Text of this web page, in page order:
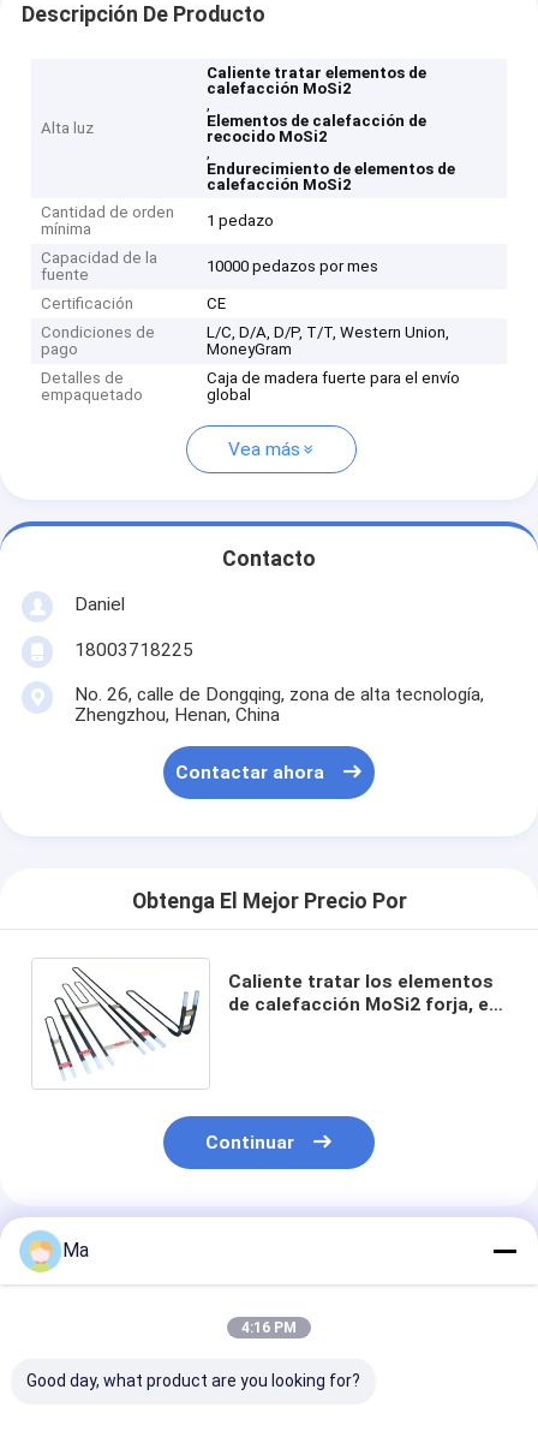
Descripción De Producto
Alta luz
Caliente tratar elementos de
calefacción MoSi2
,
Elementos de calefacción de
recocido MoSi2
,
Endurecimiento de elementos de
calefacción MoSi2
Cantidad de orden
mínima
1 pedazo
Capacidad de la
fuente
10000 pedazos por mes
Certificación
CE
Condiciones de
pago
L/C, D/A, D/P, T/T, Western Union,
MoneyGram
Detalles de
empaquetado
Caja de madera fuerte para el envío
global
Vea más
Contacto
Daniel
18003718225
No. 26, calle de Dongqing, zona de alta tecnología,
Zhengzhou, Henan, China
Contactar ahora
Obtenga El Mejor Precio Por
Caliente tratar los elementos
de calefacción MoSi2 forja, el
Continuar
Productos Recomendados
Ma
4:16 PM
Good day, what product are you looking for?